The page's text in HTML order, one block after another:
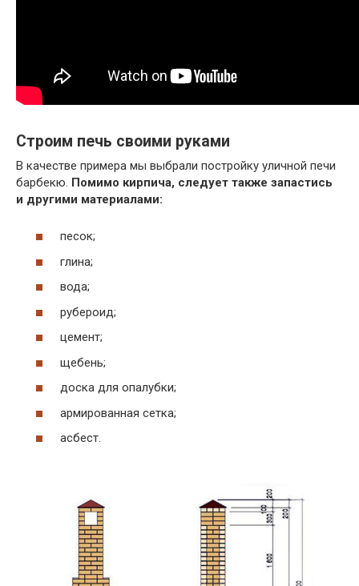
Строим печь своими руками
В качестве примера мы выбрали постройку уличной печи
барбекю. Помимо кирпича, следует также запастись
и другими материалами:
песок;
глина;
вода;
рубероид;
цемент;
щебень;
доска для опалубки;
армированная сетка;
асбест.